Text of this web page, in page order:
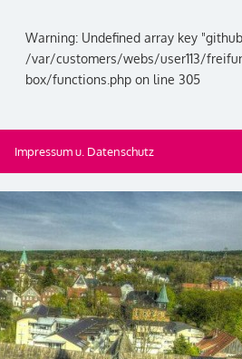
Warning: Undefined array key
/var/customers/webs/user113/
box/functions.php on line 305
Impressum u. Datenschutz